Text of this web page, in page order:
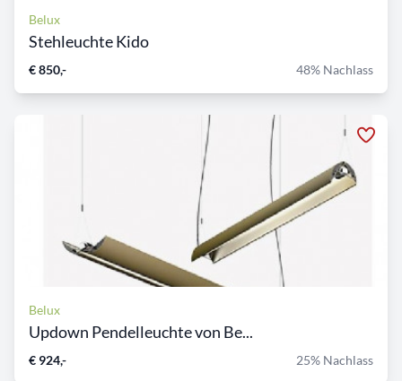
Belux
Stehleuchte Kido
€ 850,- 48% Nachlass
Belux
Updown Pendelleuchte von Be...
€ 924,- 25% Nachlass